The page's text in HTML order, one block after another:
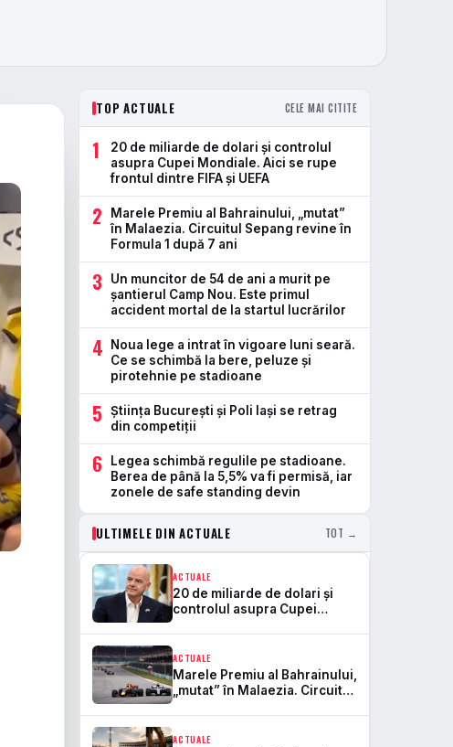
TOP ACTUALE CELE MAI CITITE
1
20 de miliarde de dolari și controlul
asupra Cupei Mondiale. Aici se rupe
frontul dintre FIFA și UEFA
2
Marele Premiu al Bahrainului, „mutat”
în Malaezia. Circuitul Sepang revine în
Formula 1 după 7 ani
3
Un muncitor de 54 de ani a murit pe
șantierul Camp Nou. Este primul
accident mortal de la startul lucrărilor
4
Noua lege a intrat în vigoare luni seară.
Ce se schimbă la bere, peluze și
pirotehnie pe stadioane
5
Știința București și Poli Iași se retrag
din competiții
6
Legea schimbă regulile pe stadioane.
Berea de până la 5,5% va fi permisă, iar
zonele de safe standing devin
ULTIMELE DIN ACTUALE TOT →
ACTUALE
20 de miliarde de dolari și
controlul asupra Cupei
frontul dintre FIFA și UEFA
ACTUALE
Marele Premiu al Bahrainului,
„mutat” în Malaezia. Circuitul
după 7 ani
ACTUALE